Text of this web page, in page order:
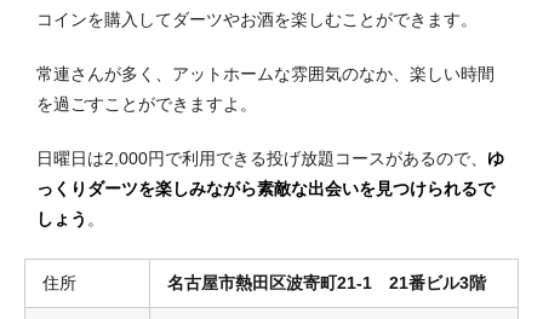
コインを購入してダーツやお酒を楽しむことができます。
常連さんが多く、アットホームな雰囲気のなか、楽しい時間
を過ごすことができますよ。
日曜日は2,000円で利用できる投げ放題コースがあるので、 ゆ
っくりダーツを楽しみながら素敵な出会いを見つけられるで
しょう 。
住所 名古屋市熱田区波寄町21-1 21番ビル3階